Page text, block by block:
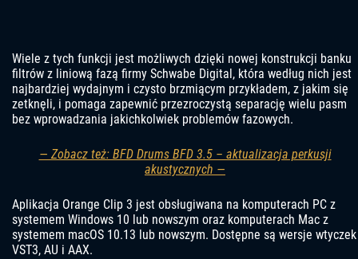
Wiele z tych funkcji jest możliwych dzięki nowej konstrukcji banku
filtrów z liniową fazą firmy Schwabe Digital, która według nich jest
najbardziej wydajnym i czysto brzmiącym przykładem, z jakim się
zetknęli, i pomaga zapewnić przezroczystą separację wielu pasm
bez wprowadzania jakichkolwiek problemów fazowych.
— Zobacz też: BFD Drums BFD 3.5 – aktualizacja perkusji
akustycznych —
Aplikacja Orange Clip 3 jest obsługiwana na komputerach PC z
systemem Windows 10 lub nowszym oraz komputerach Mac z
systemem macOS 10.13 lub nowszym. Dostępne są wersje wtyczek
VST3, AU i AAX.